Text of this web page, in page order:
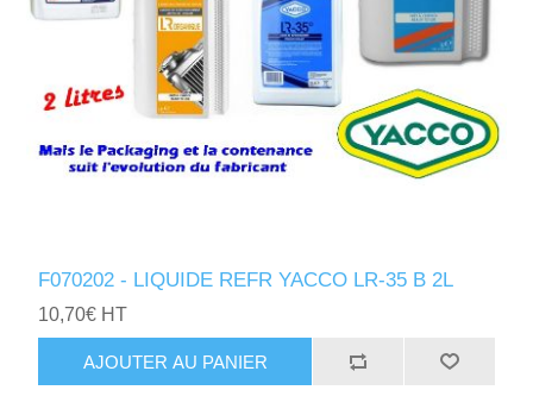
F070202 - LIQUIDE REFR YACCO LR-35 B 2L
10,70€ HT
AJOUTER AU PANIER